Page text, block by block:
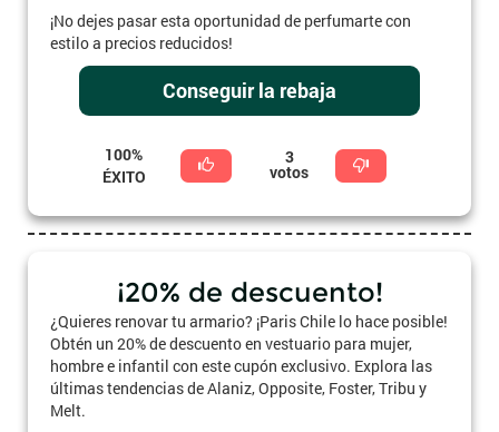
¡No dejes pasar esta oportunidad de perfumarte con
estilo a precios reducidos!
Conseguir la rebaja
100%
ÉXITO
3
votos
¡20% de descuento!
¿Quieres renovar tu armario? ¡Paris Chile lo hace posible!
Obtén un 20% de descuento en vestuario para mujer,
hombre e infantil con este cupón exclusivo. Explora las
últimas tendencias de Alaniz, Opposite, Foster, Tribu y
Melt.